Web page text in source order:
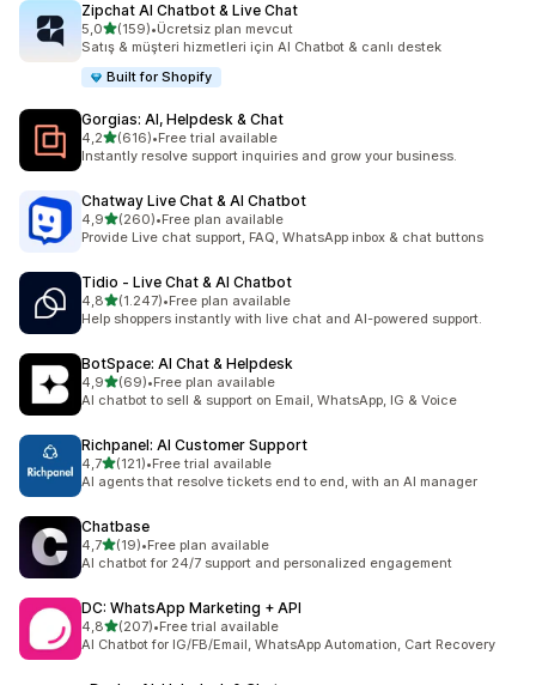
Zipchat AI Chatbot & Live Chat
5,05 yıldız üzerinden
(159)
toplam 159 değerlendirme
•Ücretsiz plan mevcut
Satış & müşteri hizmetleri için AI Chatbot & canlı destek
Built for Shopify
Gorgias: AI, Helpdesk & Chat
4,25 yıldız üzerinden
(616)
toplam 616 değerlendirme
•Free trial available
Instantly resolve support inquiries and grow your business.
Chatway Live Chat & AI Chatbot
4,95 yıldız üzerinden
(260)
toplam 260 değerlendirme
•Free plan available
Provide Live chat support, FAQ, WhatsApp inbox & chat buttons
Tidio ‑ Live Chat & AI Chatbot
4,85 yıldız üzerinden
(1.247)
toplam 1247 değerlendirme
•Free plan available
Help shoppers instantly with live chat and AI-powered support.
BotSpace: AI Chat & Helpdesk
4,95 yıldız üzerinden
(69)
toplam 69 değerlendirme
•Free plan available
AI chatbot to sell & support on Email, WhatsApp, IG & Voice
Richpanel: AI Customer Support
4,75 yıldız üzerinden
(121)
toplam 121 değerlendirme
•Free trial available
AI agents that resolve tickets end to end, with an AI manager
Chatbase
4,75 yıldız üzerinden
(19)
toplam 19 değerlendirme
•Free plan available
AI chatbot for 24/7 support and personalized engagement
DC: WhatsApp Marketing + API
4,85 yıldız üzerinden
(207)
toplam 207 değerlendirme
•Free trial available
AI Chatbot for IG/FB/Email, WhatsApp Automation, Cart Recovery